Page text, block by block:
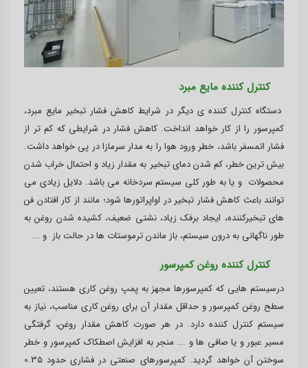
کنترل کننده مایع مبرد
دستگاه کنترل کننده ی دیگر در شرایط کاهش فشار تبخیر مایع مبرد،
کمپرسور را از کار خواهد انداخت. کاهش فشار در شرایطی که کم تر از
فشار اتمسفر باشد، خطر ورود هوا را به مدار سرمازا در پی خواهد داشت.
بیش ترین خطر، کم شدن دمای تبخیر به مقدار زیاد و احتمال خراب شدن
محصولات و یا به طور کلی سیستم سردخانه می باشد. دلایل زیادی می
توانند باعث کاهش فشار تبخیر در اواپراتورها شود؛ مانند از کار افتادن فن
های تبخیرکننده، ایجاد برفک زیاد، نشتی ضعیف، کشیده شدن روغن به
طور ناگهانی به درون سیستم، باز ماندن ترموستات ها در حالت باز و ...
کنترل کننده روغن کمپرسور
درسیستم هایی که کمپرسورها مجهز به پمپ روغن کاری هستند، تعیین
سطح روغن کمپرسور و حداقل مقدار آن برای روغن کاری مناسب، نیاز به
سیستم کنترل کننده دارد. در هر صورت کاهش مقدار روغن، گرفتگی
مسیر عبور و یا صافی ها و ... منجر به افزایش اصطکاک کمپرسور و خطر
سوختن آن خواهد گردید. کمپرسورهای صنعتی در فشاری حدود 0.35